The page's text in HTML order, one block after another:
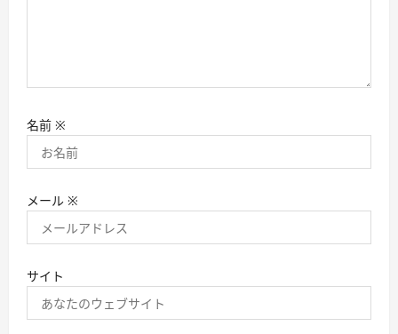
名前 ※
メール ※
サイト